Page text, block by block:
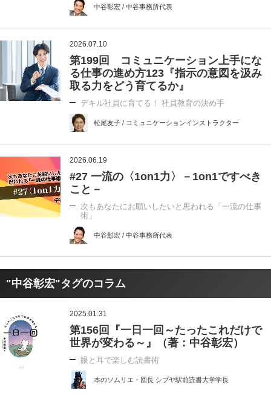
中谷彰宏 / 中谷事務所代表
2026.07.10
第199回 コミュニケーション上手にな
る仕事の進め方123『指示の意図を汲み
取る力をどう育てるか』
デキル社員に育てる！ 社員教育の決め手
松尾友子 / コミュニケーションインストラクター
2026.06.19
#27 一流の〈1on1力〉－1on1ですべき
こと－
次もあなたにお願いしたいと思われる「一流の仕事
術」
中谷彰宏 / 中谷事務所代表
"中谷彰宏"タグのコラム
2025.01.31
第156回『一日一回～たったこれだけで
世界が変わる～』（著：中谷彰宏）
眼と耳で楽しむ読書術
本のソムリエ・団長 シブヤ駅前読書大学学長